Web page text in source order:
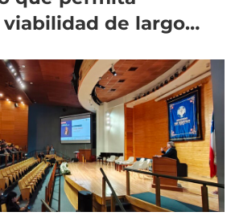
viabilidad de largo